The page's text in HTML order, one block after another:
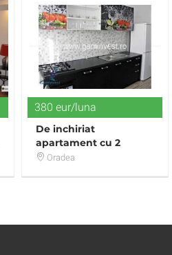
380 eur/luna
De inchiriat
apartament cu 2
camere, lux, Nufarul,
Oradea